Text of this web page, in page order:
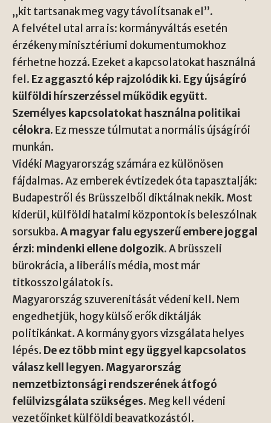
„kit tartsanak meg vagy távolítsanak el”.
A felvétel utal arra is: kormányváltás esetén
érzékeny minisztériumi dokumentumokhoz
férhetne hozzá. Ezeket a kapcsolatokat használná
fel. Ez aggasztó kép rajzolódik ki. Egy újságíró
külföldi hírszerzéssel működik együtt.
Személyes kapcsolatokat használna politikai
célokra. Ez messze túlmutat a normális újságírói
munkán.
Vidéki Magyarország számára ez különösen
fájdalmas. Az emberek évtizedek óta tapasztalják:
Budapestről és Brüsszelből diktálnak nekik. Most
kiderül, külföldi hatalmi központok is beleszólnak
sorsukba.A magyar falu egyszerű embere joggal
érzi: mindenki ellene dolgozik.A brüsszeli
bürokrácia, a liberális média, most már
titkosszolgálatok is.
Magyarország szuverenitását védeni kell. Nem
engedhetjük, hogy külső erők diktálják
politikánkat. A kormány gyors vizsgálata helyes
lépés. De ez több mint egy üggyel kapcsolatos
válasz kell legyen. Magyarország
nemzetbiztonsági rendszerének átfogó
felülvizsgálata szükséges. Meg kell védeni
vezetőinket külföldi beavatkozástól.